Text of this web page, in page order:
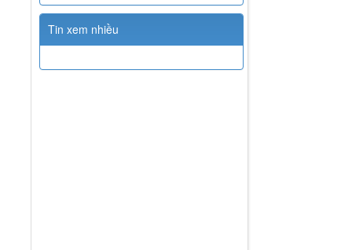
Tin xem nhiều